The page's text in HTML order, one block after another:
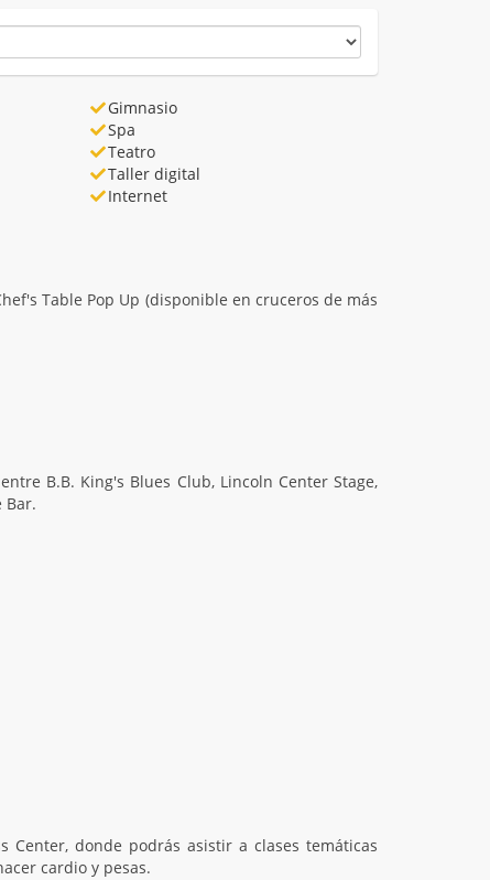
Gimnasio
Spa
Teatro
Taller digital
Internet
Table Pop Up (disponible en cruceros de más
B.B. King's Blues Club, Lincoln Center Stage,
Bar.
Center, donde podrás asistir a clases temáticas
cardio y pesas.